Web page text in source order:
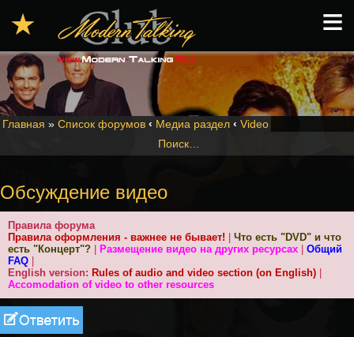
Главная » Список форумов ‹ Медиа раздел ‹ Video
Поиск…
Обсуждение видео
Правила форума
Правила оформления - важнее не бывает!
Что есть "DVD" и что
есть "Концерт"?
Размещение видео на других ресурсах
Общий
FAQ
English version: Rules of audio and video section (on English)
Accomodation of video to other resources
Ответить
★ ≡